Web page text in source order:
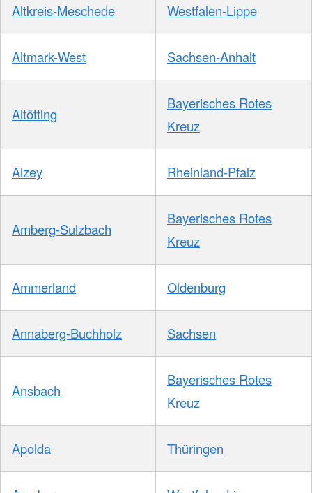
Altkreis-Meschede Westfalen-Lippe
Altmark-West Sachsen-Anhalt
Altötting
Bayerisches Rotes
Kreuz
Alzey Rheinland-Pfalz
Amberg-Sulzbach
Bayerisches Rotes
Kreuz
Ammerland Oldenburg
Annaberg-Buchholz Sachsen
Ansbach
Bayerisches Rotes
Kreuz
Apolda Thüringen